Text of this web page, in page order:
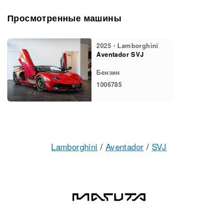
Просмотренные машины
2025・Lamborghini
Aventador SVJ
Бензин
1006785
Lamborghini / Aventador / SVJ